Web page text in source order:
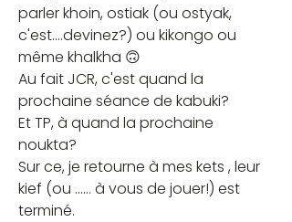
parler khoin, ostiak (ou ostyak,
c'est....devinez?) ou kikongo ou
même khalkha 🙃
Au fait JCR, c'est quand la
prochaine séance de kabuki?
Et TP, à quand la prochaine
noukta?
Sur ce, je retourne à mes kets , leur
kief (ou ...... à vous de jouer!) est
terminé.